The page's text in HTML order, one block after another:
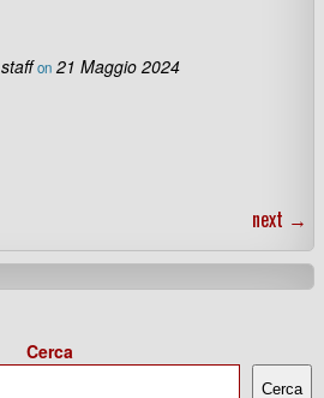
staff on 21 Maggio 2024
next →
Cerca
Cerca